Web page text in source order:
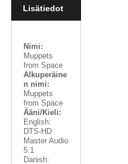
Lisätiedot
Nimi:
Muppets
from Space
Alkuperäine
n nimi:
Muppets
from Space
Ääni/Kieli:
English:
DTS-HD
Master Audio
5.1
Danish: